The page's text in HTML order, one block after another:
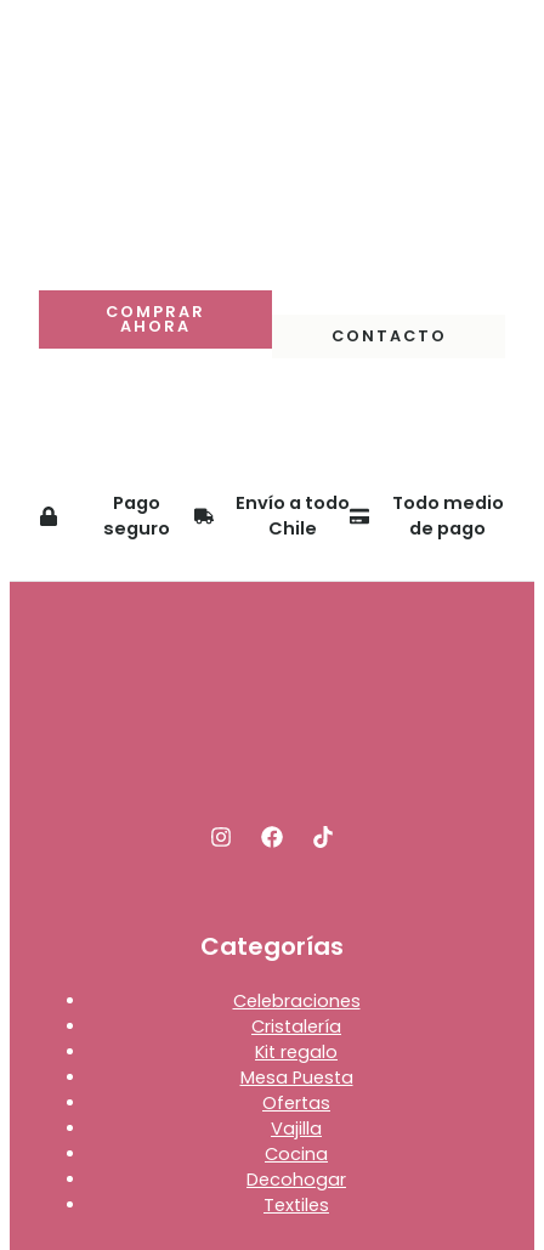
despacho a todo Chile.
COMPRAR
AHORA CONTACTO
Pago
seguro
Envío a todo
Chile
Todo medio
de pago
Categorías
Celebraciones
Cristalería
Kit regalo
Mesa Puesta
Ofertas
Vajilla
Cocina
Decohogar
Textiles